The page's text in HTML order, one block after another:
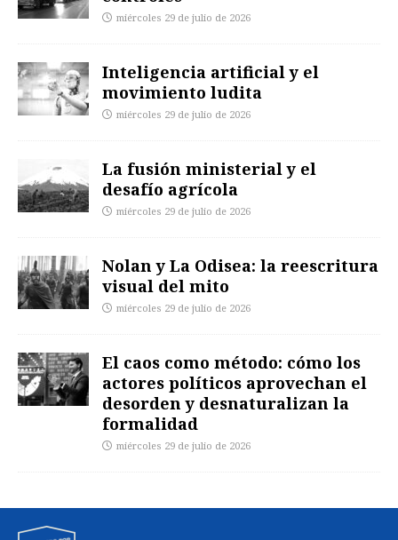
miércoles 29 de julio de 2026
Inteligencia artificial y el
movimiento ludita
miércoles 29 de julio de 2026
La fusión ministerial y el
desafío agrícola
miércoles 29 de julio de 2026
Nolan y La Odisea: la reescritura
visual del mito
miércoles 29 de julio de 2026
El caos como método: cómo los
actores políticos aprovechan el
desorden y desnaturalizan la
formalidad
miércoles 29 de julio de 2026